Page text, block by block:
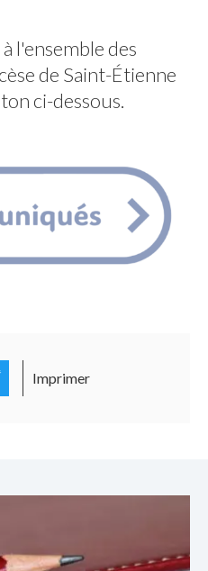
l'ensemble des
de Saint-Étienne
ci-dessous.
Twitter
Imprimer